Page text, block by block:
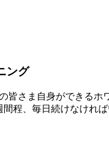
ング
皆さま自身ができるホ
程、毎日続けなけれ